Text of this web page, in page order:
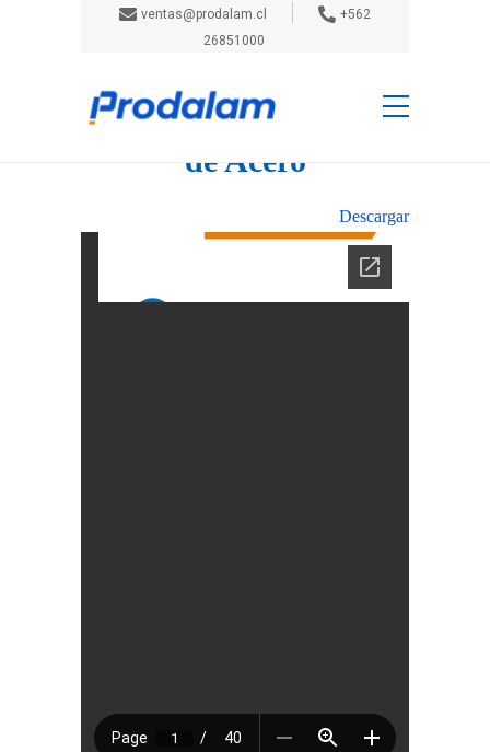
ventas@prodalam.cl
+562
26851000
de Acero
Catálogo Técnico Vigas
de Acero
Descargar